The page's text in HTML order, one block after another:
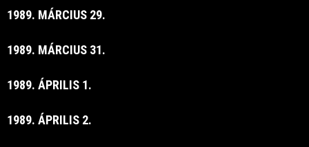
1989. MÁRCIUS 29.
1989. MÁRCIUS 31.
1989. ÁPRILIS 1.
1989. ÁPRILIS 2.